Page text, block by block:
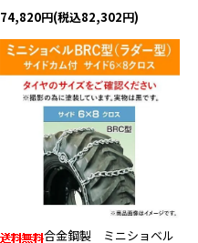
74,820円(税込82,302円)
合金鋼製 ミニショベル